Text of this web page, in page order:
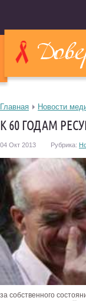
Главная Новости
К 60 ГОДАМ
04 Окт 2013 Рубрика:
за собственного